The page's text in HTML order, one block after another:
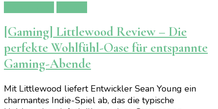
[Gaming] Littlewood Review – Die
perfekte Wohlfühl-Oase für entspannte
Gaming-Abende
Mit Littlewood liefert Entwickler Sean Young ein
charmantes Indie-Spiel ab, das die typische